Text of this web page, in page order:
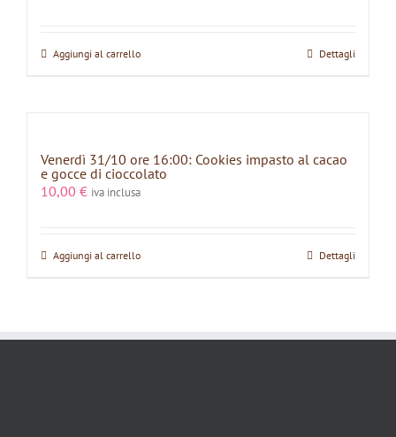
Aggiungi al carrello Dettagli
Venerdì 31/10 ore 16:00: Cookies impasto al cacao
e gocce di cioccolato
10,00 € iva inclusa
Aggiungi al carrello Dettagli